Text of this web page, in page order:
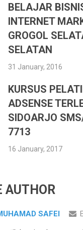
BELAJAR
INTERNET
GROGOL
SELATAN
31 January, 2016
KURSUS
ADSENSE
SIDOARJO
7713
16 January, 2017
AUTHOR
SAFEI